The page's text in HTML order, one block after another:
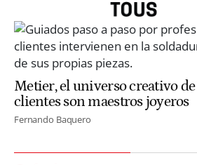
Metier, el universo creativo
clientes son maestros joyeros
Fernando Baquero